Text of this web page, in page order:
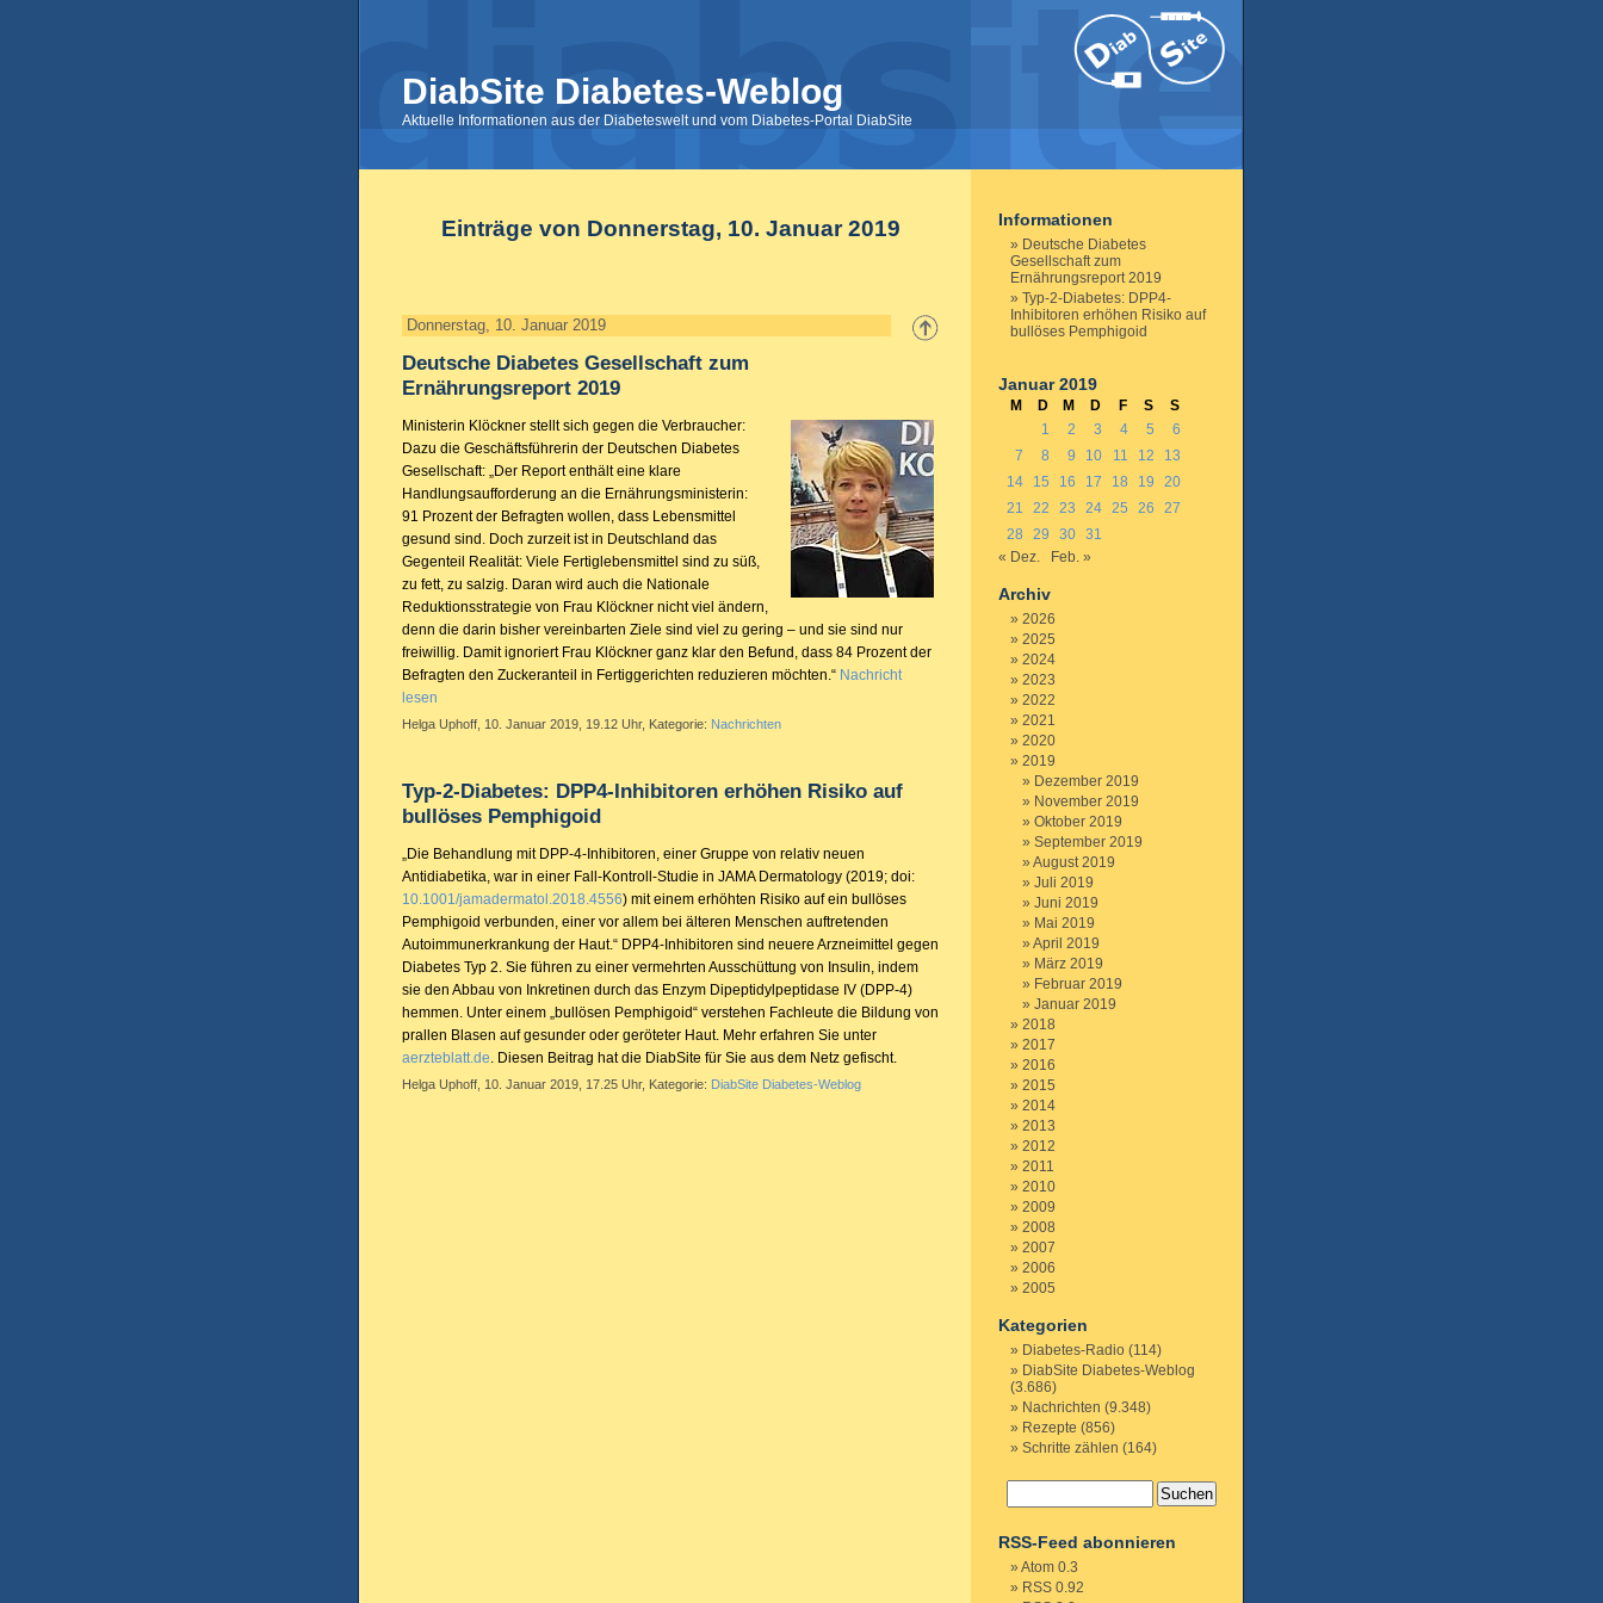
DiabSite Diabetes-Weblog
Aktuelle Informationen aus der Diabeteswelt und vom Diabetes-Portal DiabSite
Einträge von Donnerstag, 10. Januar 2019
Donnerstag, 10. Januar 2019
Deutsche Diabetes Gesellschaft zum
Ernährungsreport 2019
Ministerin Klöckner stellt sich gegen die Verbraucher:
Dazu die Geschäftsführerin der Deutschen Diabetes
Gesellschaft: „Der Report enthält eine klare
Handlungsaufforderung an die Ernährungsministerin:
91 Prozent der Befragten wollen, dass Lebensmittel
gesund sind. Doch zurzeit ist in Deutschland das
Gegenteil Realität: Viele Fertiglebensmittel sind zu süß,
zu fett, zu salzig. Daran wird auch die Nationale
Reduktionsstrategie von Frau Klöckner nicht viel ändern,
denn die darin bisher vereinbarten Ziele sind viel zu gering – und sie sind nur
freiwillig. Damit ignoriert Frau Klöckner ganz klar den Befund, dass 84 Prozent der
Befragten den Zuckeranteil in Fertiggerichten reduzieren möchten.“ Nachricht
lesen
Helga Uphoff, 10. Januar 2019, 19.12 Uhr, Kategorie: Nachrichten
Typ-2-Diabetes: DPP4-Inhibitoren erhöhen Risiko auf
bullöses Pemphigoid
„Die Behandlung mit DPP-4-Inhibitoren, einer Gruppe von relativ neuen
Antidiabetika, war in einer Fall-Kontroll-Studie in JAMA Dermatology (2019; doi:
10.1001/jamadermatol.2018.4556) mit einem erhöhten Risiko auf ein bullöses
Pemphigoid verbunden, einer vor allem bei älteren Menschen auftretenden
Autoimmunerkrankung der Haut.“ DPP4-Inhibitoren sind neuere Arzneimittel gegen
Diabetes Typ 2. Sie führen zu einer vermehrten Ausschüttung von Insulin, indem
sie den Abbau von Inkretinen durch das Enzym Dipeptidylpeptidase IV (DPP-4)
hemmen. Unter einem „bullösen Pemphigoid“ verstehen Fachleute die Bildung von
prallen Blasen auf gesunder oder geröteter Haut. Mehr erfahren Sie unter
aerzteblatt.de. Diesen Beitrag hat die DiabSite für Sie aus dem Netz gefischt.
Helga Uphoff, 10. Januar 2019, 17.25 Uhr, Kategorie: DiabSite Diabetes-Weblog
Informationen
Deutsche Diabetes
Gesellschaft zum
Ernährungsreport 2019
Typ-2-Diabetes: DPP4-
Inhibitoren erhöhen Risiko auf
bullöses Pemphigoid
Januar 2019
M D M D F S
S
1
2 3 4 5
6
7
8 9 10 11 12
13
14
15 16 17 18 19
20
21
22 23 24 25 26
27
28
29 30 31
« Dez.
Feb. »
Archiv
2026
2025
2024
2023
2022
2021
2020
2019
Dezember 2019
November 2019
Oktober 2019
September 2019
August 2019
Juli 2019
Juni 2019
Mai 2019
April 2019
März 2019
Februar 2019
Januar 2019
2018
2017
2016
2015
2014
2013
2012
2011
2010
2009
2008
2007
2006
2005
Kategorien
Diabetes-Radio (114)
DiabSite Diabetes-Weblog
(3.686)
Nachrichten (9.348)
Rezepte (856)
Schritte zählen (164)
RSS-Feed abonnieren
Atom 0.3
RSS 0.92